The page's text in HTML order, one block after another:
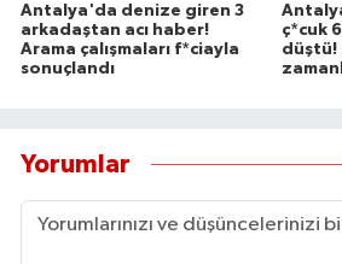
Antalya'da denize giren 3
arkadaştan acı haber!
Arama çalışmaları f*ciayla
sonuçlandı
ç*cuk
düştü!
Yorumlar